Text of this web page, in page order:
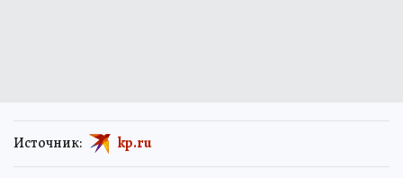
Источник: kp.ru